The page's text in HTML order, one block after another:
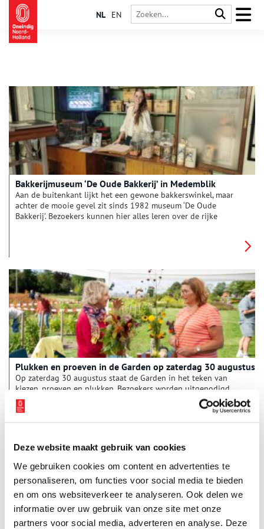
Deze website maakt gebruik van cookies
We gebruiken cookies om content en advertenties te
personaliseren, om functies voor social media te bieden
en om ons websiteverkeer te analyseren. Ook delen we
informatie over uw gebruik van onze site met onze
partners voor social media, adverteren en analyse. Deze
NL EN
Bakkerijmuseum ‘De Oude Bakkerij’ in Medemblik
Aan de buitenkant lijkt het een gewone bakkerswinkel, maar
achter de mooie gevel zit sinds 1982 museum ‘De Oude
Bakkerij’. Bezoekers kunnen hier alles leren over de rijke
Plukken en proeven in de Garden op zaterdag 30 augustus
Op zaterdag 30 augustus staat de Garden in het teken van
kiezen, proeven en plukken. Bezoekers worden uitgenodigd
hun favoriete dahlia te kiezen en kunnen, tegen een kleine
bijdrage, zelf een kleurrijk boeket plukken in de
snijbloementuin. Ook smaak staat centraal: proef van een
Garden.